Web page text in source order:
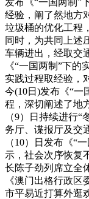
发布《“一国两制”
经验，阐了然地方
垃圾桶的优化工程
同时，为共同上述
车辆进出，经取交
《“一国两制”下
实践过程取经验，
今(10日)发布《“一
程，深切阐述了地
（9）日持续进行
务厅、谍报厅及交
（10）日发布《“
示，社会次序恢复
长陈子劲列席立全
《澳门出格行政
市平易近打算外逛